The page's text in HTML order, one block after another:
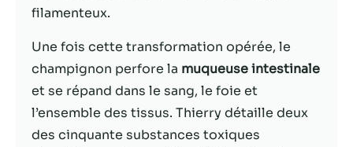
filamenteux.
Une fois cette transformation opérée, le
champignon perfore la muqueuse intestinale
et se répand dans le sang, le foie et
l’ensemble des tissus. Thierry détaille deux
des cinquante substances toxiques
Afin que nous
puissions
améliorer la
fonctionnalité
et la structure
du site Web,
en fonction